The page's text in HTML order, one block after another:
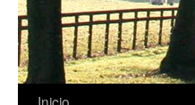
Saltar